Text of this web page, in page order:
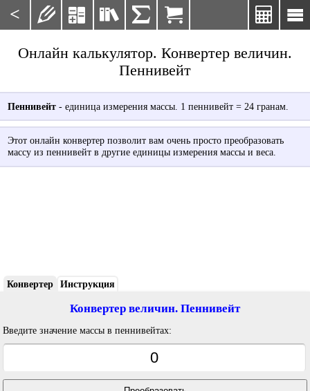
< 

    
Онлайн калькулятор. Конвертер величин.
Пеннивейт
Пеннивейт- единица измерения массы. 1 пеннивейт = 24 гранам.
Этот онлайн конвертер позволит вам очень просто преобразовать
массу из пеннивейт в другие единицы измерения массы и веса.
Конвертер Инструкция
Конвертер величин. Пеннивейт
Введите значение массы в пеннивейтах: